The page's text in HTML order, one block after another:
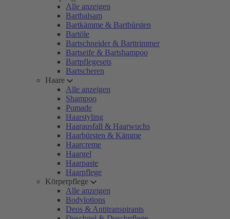
Alle anzeigen
Bartbalsam
Bartkämme & Bartbürsten
Bartöle
Bartschneider & Barttrimmer
Bartseife & Bartshampoo
Bartpflegesets
Bartscheren
Haare
Alle anzeigen
Shampoo
Pomade
Haarstyling
Haarausfall & Haarwuchs
Haarbürsten & Kämme
Haarcreme
Haargel
Haarpaste
Haarpflege
Körperpflege
Alle anzeigen
Bodylotions
Deos & Antitranspirants